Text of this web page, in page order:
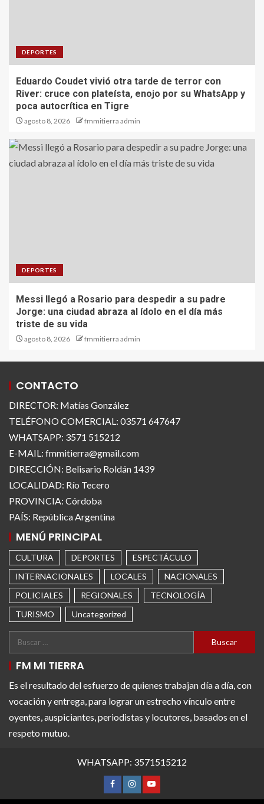
DEPORTES
Eduardo Coudet vivió otra tarde de terror con
River: cruce con plateísta, enojo por su WhatsApp y
poca autocrítica en Tigre
agosto 8, 2026 fmmitierra admin
DEPORTES
Messi llegó a Rosario para despedir a su padre
Jorge: una ciudad abraza al ídolo en el día más
triste de su vida
agosto 8, 2026 fmmitierra admin
CONTACTO
DIRECTOR: Matías González
TELÉFONO COMERCIAL: 03571 647647
WHATSAPP: 3571 515212
E-MAIL: fmmitierra@gmail.com
DIRECCIÓN: Belisario Roldán 1439
LOCALIDAD: Río Tecero
PROVINCIA: Córdoba
PAÍS: República Argentina
MENÚ PRINCIPAL
CULTURA DEPORTES
ESPECTÁCULO
INTERNACIONALES
LOCALES
NACIONALES
POLICIALES
REGIONALES
TECNOLOGÍA
TURISMO
Uncategorized
FM MI TIERRA
Es el resultado del esfuerzo de quienes trabajan día a día, con
vocación y entrega, para lograr un estrecho vínculo entre
oyentes, auspiciantes, periodistas y locutores, basados en el
respeto mutuo.
WHATSAPP: 3571515212